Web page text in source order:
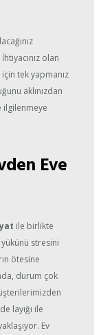
olan
tek yapmanız
aklınızdan
ilgilenmeye
Eve
ile birlikte
stresini
ötesine
durum çok
layığı ile
Ev